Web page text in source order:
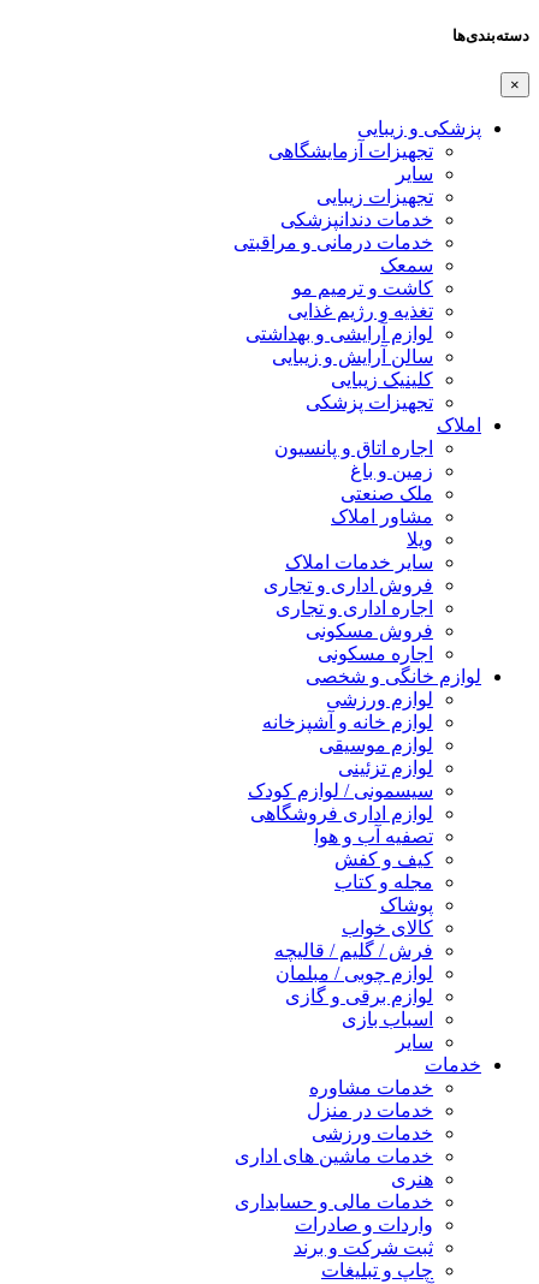
دسته‌بندی‌ها
×
پزشکی و زیبایی
تجهیزات آزمایشگاهی
سایر
تجهیزات زیبایی
خدمات دندانپزشکی
خدمات درمانی و مراقبتی
سمعک
کاشت و ترمیم مو
تغذیه و رژیم غذایی
لوازم آرایشی و بهداشتی
سالن آرایش و زیبایی
کلینیک زیبایی
تجهیزات پزشکی
املاک
اجاره اتاق و پانسیون
زمین و باغ
ملک صنعتی
مشاور املاک
ویلا
سایر خدمات املاک
فروش اداری و تجاری
اجاره اداری و تجاری
فروش مسکونی
اجاره مسکونی
لوازم خانگی و شخصی
لوازم ورزشی
لوازم خانه و آشپزخانه
لوازم موسیقی
لوازم تزئینی
سیسمونی / لوازم کودک
لوازم اداری فروشگاهی
تصفیه آب و هوا
کیف و کفش
مجله و کتاب
پوشاک
کالای خواب
فرش / گلیم / قالیچه
لوازم چوبی / مبلمان
لوازم برقی و گازی
اسباب بازی
سایر
خدمات
خدمات مشاوره
خدمات در منزل
خدمات ورزشی
خدمات ماشین های اداری
هنری
خدمات مالی و حسابداری
واردات و صادرات
ثبت شرکت و برند
چاپ و تبلیغات